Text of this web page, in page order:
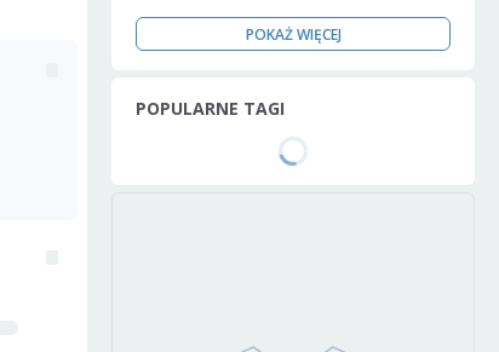
POKAŻ WIĘCEJ
POPULARNE TAGI